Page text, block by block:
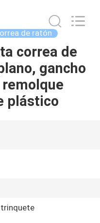
de ratón
correa de
gancho
plástico